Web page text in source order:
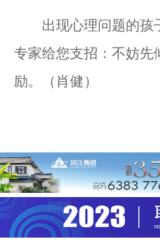
出现心理问题的孩子
专家给您支招：不妨先
励。（肖健）